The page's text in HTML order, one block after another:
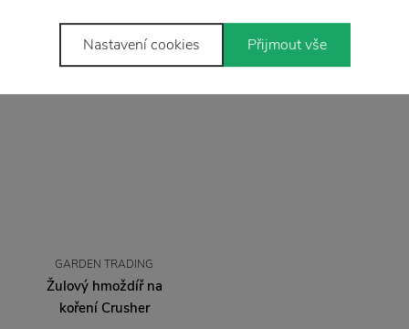
895 Kč
GARDEN TRADING
Žulový hmoždíř na
koření Crusher
Nastavení cookies Přijmout vše